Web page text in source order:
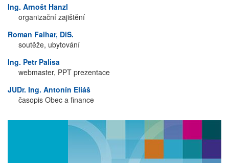
Ing. Arnošt Hanzl
organizační zajištění
Roman Falhar, DiS.
soutěže, ubytování
Ing. Petr Palisa
webmaster, PPT prezentace
JUDr. Ing. Antonín Eliáš
časopis Obec a finance